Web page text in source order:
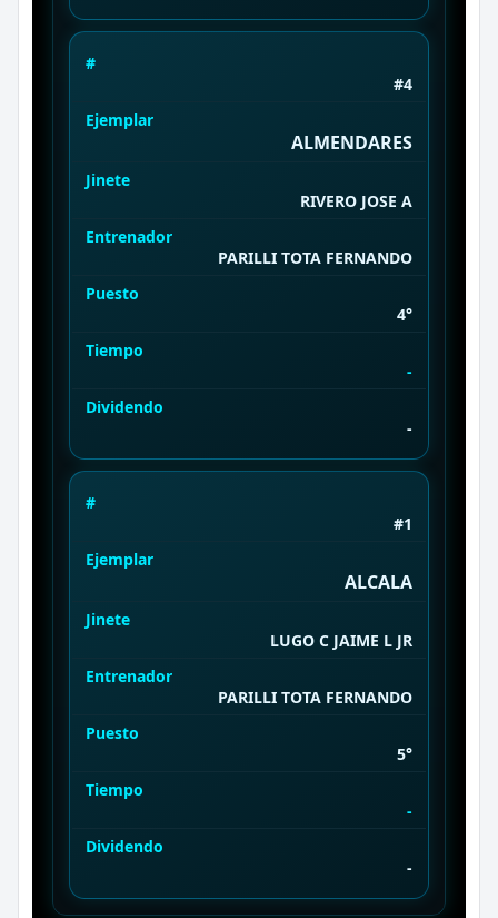
#
#4
Ejemplar
ALMENDARES
Jinete
RIVERO JOSE A
Entrenador
PARILLI TOTA FERNANDO
Puesto
4°
Tiempo
-
Dividendo
-
#
#1
Ejemplar
ALCALA
Jinete
LUGO C JAIME L JR
Entrenador
PARILLI TOTA FERNANDO
Puesto
5°
Tiempo
-
Dividendo
-